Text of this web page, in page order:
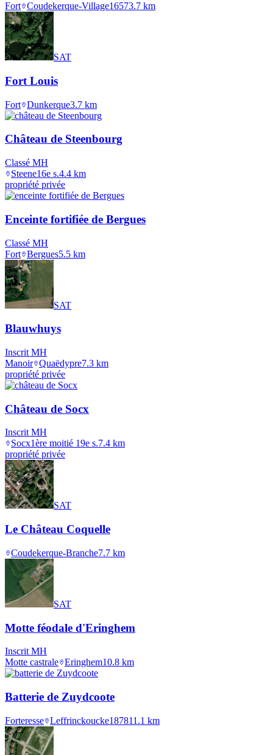
Fort Coudekerque-Village16573.7 km
SAT
Fort Louis
Fort Dunkerque3.7 km
Château de Steenbourg
Classé MH
Steene16e s.4.4 km
propriété privée
Enceinte fortifiée de Bergues
Classé MH
Fort Bergues5.5 km
SAT
Blauwhuys
Inscrit MH
Manoir Quaëdypre7.3 km
propriété privée
Château de Socx
Inscrit MH
Socx1ère moitié 19e s.7.4 km
propriété privée
SAT
Le Château Coquelle
Coudekerque-Branche7.7 km
SAT
Motte féodale d'Eringhem
Inscrit MH
Motte castrale Eringhem10.8 km
Batterie de Zuydcoote
Forteresse Leffrinckoucke187811.1 km